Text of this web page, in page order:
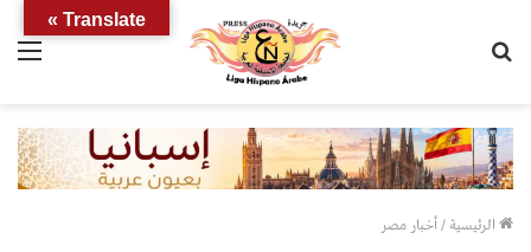
الرئيسية/أخبار مصر
Translate »